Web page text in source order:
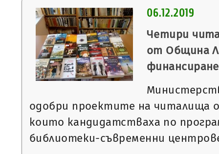
06.12.2019
Четири
от Община
одобри проектите на читалища
които кандидатстваха по
библиотеки-съвременни